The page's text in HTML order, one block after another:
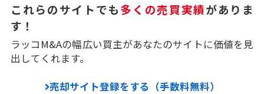
これらのサイトでも多くの売買実績がありま
す！
ラッコM&Aの幅広い買主があなたのサイトに価値を見
出してくれます。
売却サイト登録をする（手数料無料）